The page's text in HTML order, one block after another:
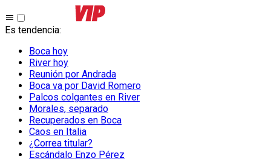
Es tendencia:
Boca hoy
River hoy
Reunión por Andrada
Boca va por David Romero
Palcos colgantes en River
Morales, separado
Recuperados en Boca
Caos en Italia
¿Correa titular?
Escándalo Enzo Pérez